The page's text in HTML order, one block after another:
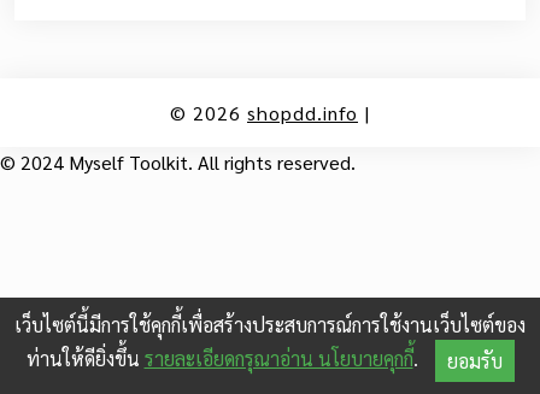
© 2026 shopdd.info |
© 2024 Myself Toolkit. All rights reserved.
เว็บไซต์นี้มีการใช้คุกกี้เพื่อสร้างประสบการณ์การใช้งานเว็บไซต์ของ
ท่านให้ดียิ่งขึ้น รายละเอียดกรุณาอ่าน นโยบายคุกกี้. ยอมรับ